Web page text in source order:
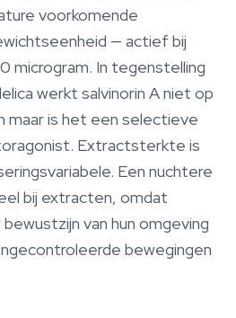
voorkomende
— actief bij
microgram. In tegenstelling
werkt salvinorin A niet op
maar is het een selectieve
Extractsterkte is
Een nuchtere
bij extracten, omdat
van hun omgeving
bewegingen